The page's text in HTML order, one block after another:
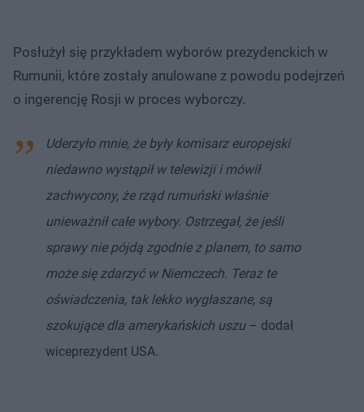
Posłużył się przykładem wyborów prezydenckich w
Rumunii, które zostały anulowane z powodu podejrzeń
o ingerencję Rosji w proces wyborczy.
Uderzyło mnie, że były komisarz europejski
niedawno wystąpił w telewizji i mówił
zachwycony, że rząd rumuński właśnie
unieważnił całe wybory. Ostrzegał, że jeśli
sprawy nie pójdą zgodnie z planem, to samo
może się zdarzyć w Niemczech. Teraz te
oświadczenia, tak lekko wygłaszane, są
szokujące dla amerykańskich uszu– dodał
wiceprezydent USA.